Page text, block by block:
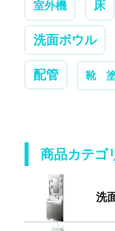
室外機 床
洗面ボウル
配管 靴
商品カテゴ
洗